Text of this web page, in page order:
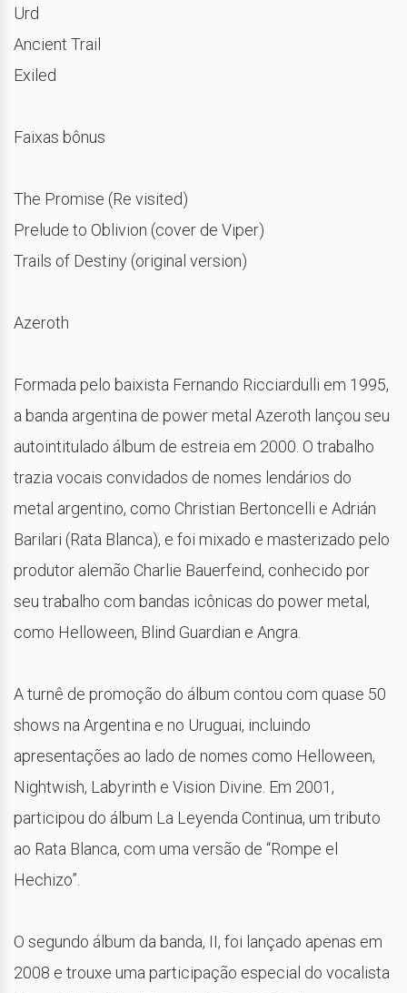
Urd
Ancient Trail
Exiled
Faixas bônus
The Promise (Re visited)
Prelude to Oblivion (cover de Viper)
Trails of Destiny (original version)
Azeroth
Formada pelo baixista Fernando Ricciardulli em 1995,
a banda argentina de power metal Azeroth lançou seu
autointitulado álbum de estreia em 2000. O trabalho
trazia vocais convidados de nomes lendários do
metal argentino, como Christian Bertoncelli e Adrián
Barilari (Rata Blanca), e foi mixado e masterizado pelo
produtor alemão Charlie Bauerfeind, conhecido por
seu trabalho com bandas icônicas do power metal,
como Helloween, Blind Guardian e Angra.
A turnê de promoção do álbum contou com quase 50
shows na Argentina e no Uruguai, incluindo
apresentações ao lado de nomes como Helloween,
Nightwish, Labyrinth e Vision Divine. Em 2001,
participou do álbum La Leyenda Continua, um tributo
ao Rata Blanca, com uma versão de “Rompe el
Hechizo”.
O segundo álbum da banda, II, foi lançado apenas em
2008 e trouxe uma participação especial do vocalista